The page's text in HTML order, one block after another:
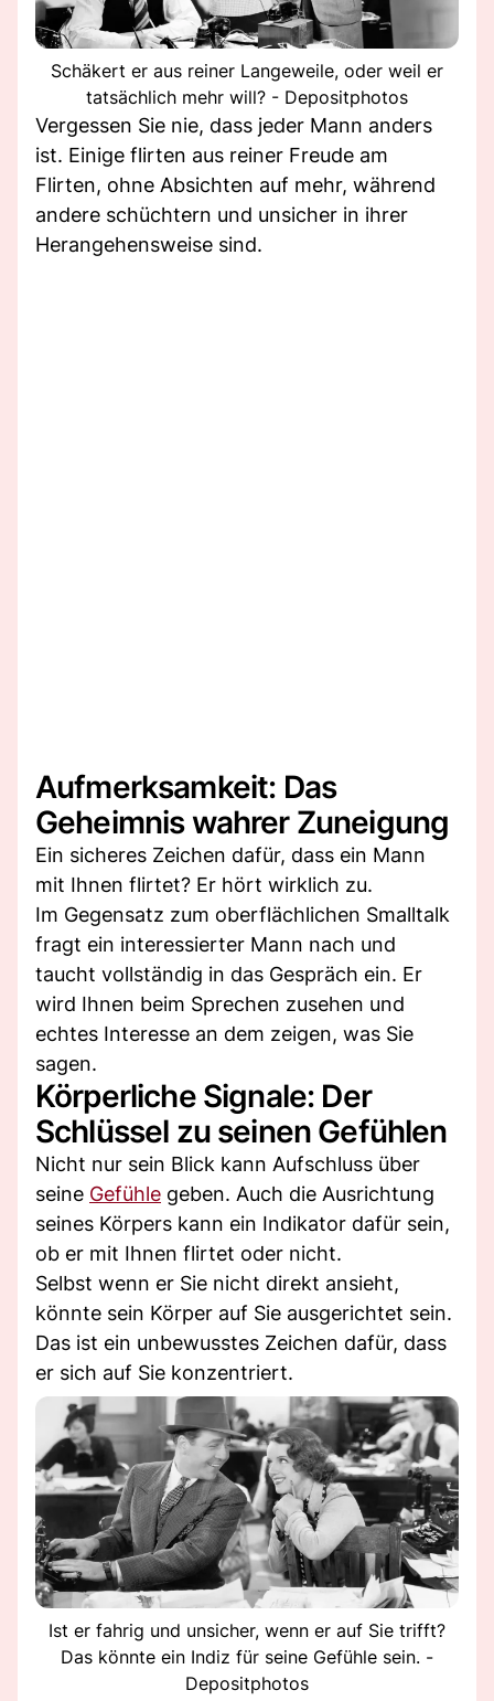
Schäkert er aus reiner Langeweile, oder weil er
tatsächlich mehr will? - Depositphotos
Vergessen Sie nie, dass jeder Mann anders
ist. Einige flirten aus reiner Freude am
Flirten, ohne Absichten auf mehr, während
andere schüchtern und unsicher in ihrer
Herangehensweise sind.
Aufmerksamkeit: Das
Geheimnis wahrer Zuneigung
Ein sicheres Zeichen dafür, dass ein Mann
mit Ihnen flirtet? Er hört wirklich zu.
Im Gegensatz zum oberflächlichen Smalltalk
fragt ein interessierter Mann nach und
taucht vollständig in das Gespräch ein. Er
wird Ihnen beim Sprechen zusehen und
echtes Interesse an dem zeigen, was Sie
sagen.
Körperliche Signale: Der
Schlüssel zu seinen Gefühlen
Nicht nur sein Blick kann Aufschluss über
seine Gefühle geben. Auch die Ausrichtung
seines Körpers kann ein Indikator dafür sein,
ob er mit Ihnen flirtet oder nicht.
Selbst wenn er Sie nicht direkt ansieht,
könnte sein Körper auf Sie ausgerichtet sein.
Das ist ein unbewusstes Zeichen dafür, dass
er sich auf Sie konzentriert.
Ist er fahrig und unsicher, wenn er auf Sie trifft?
Das könnte ein Indiz für seine Gefühle sein. -
Depositphotos